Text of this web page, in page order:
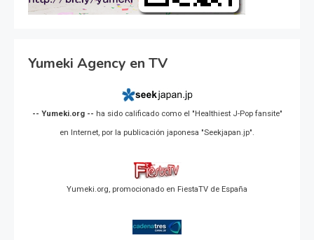
Yumeki Agency en TV
-- Yumeki.org -- ha sido calificado como el "Healthiest J-Pop fansite"
en Internet, por la publicación japonesa "Seekjapan.jp".
Yumeki.org, promocionado en FiestaTV de España